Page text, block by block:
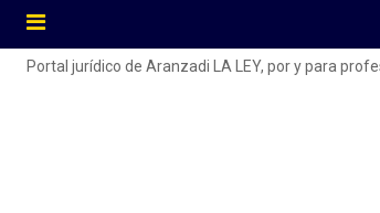
Portal jurídico de Aranzadi LA LEY, por y para